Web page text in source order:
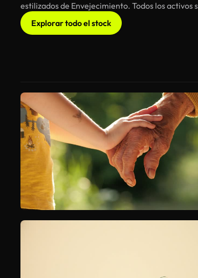
estilizados de Envejecimiento. Todos los
Explorar todo el stock